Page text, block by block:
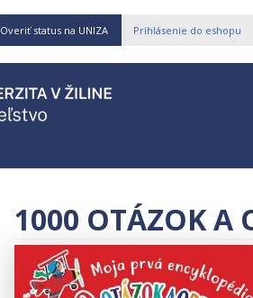
Overiť status na UNIZA Prihlásenie do eshopu
1000 OTÁZOK A